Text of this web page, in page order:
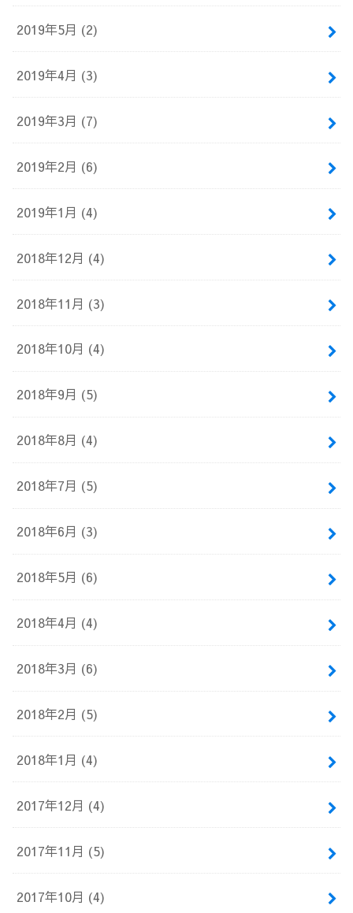
2019年5月 (2)
2019年4月 (3)
2019年3月 (7)
2019年2月 (6)
2019年1月 (4)
2018年12月 (4)
2018年11月 (3)
2018年10月 (4)
2018年9月 (5)
2018年8月 (4)
2018年7月 (5)
2018年6月 (3)
2018年5月 (6)
2018年4月 (4)
2018年3月 (6)
2018年2月 (5)
2018年1月 (4)
2017年12月 (4)
2017年11月 (5)
2017年10月 (4)